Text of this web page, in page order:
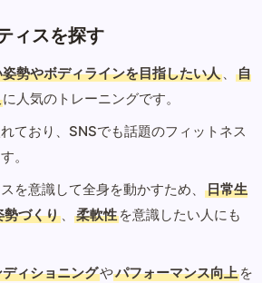
ィスを探す
勢やボディラインを目指したい人 、
自
に人気のトレーニングです。
ており、SNSでも話題のフィットネス
。
を意識して全身を動かすため、
日常生
勢づくり 、 柔軟性 を意識したい人にも
ィショニングやパフォーマンス向上 を